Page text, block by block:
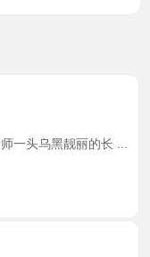
一头乌黑靓丽的长 ...